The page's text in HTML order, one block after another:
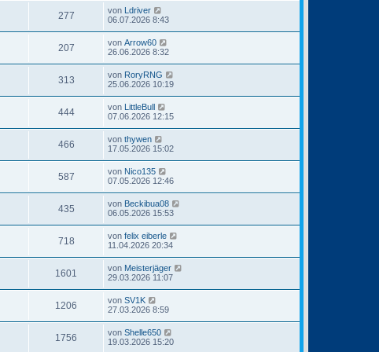
277 von
Ldriver
06.07.2026 8:43
207 von Arrow60
26.06.2026 8:32
313 von RoryRNG
25.06.2026 10:19
444 von
LittleBull
07.06.2026 12:15
466 von thywen
17.05.2026 15:02
587 von Nico135
07.05.2026 12:46
435 von Beckibua08
06.05.2026 15:53
718 von felix eiberle
11.04.2026 20:34
1601 von Meisterjäger
29.03.2026 11:07
1206 von SV1K
27.03.2026 8:59
1756 von Shelle650
19.03.2026 15:20